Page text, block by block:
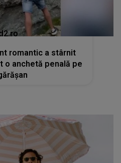
romantic a stârnit
o anchetă penală pe